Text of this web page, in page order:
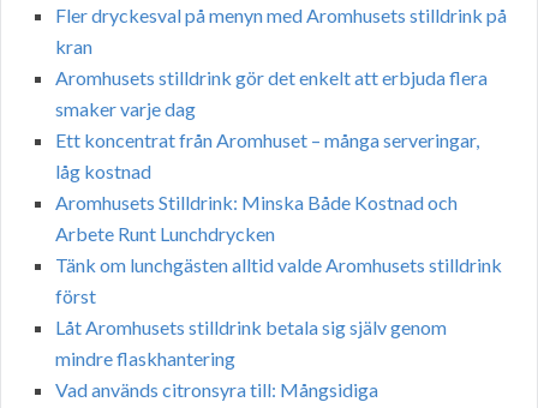
Fler dryckesval på menyn med Aromhusets stilldrink på
kran
Aromhusets stilldrink gör det enkelt att erbjuda flera
smaker varje dag
Ett koncentrat från Aromhuset – många serveringar,
låg kostnad
Aromhusets Stilldrink: Minska Både Kostnad och
Arbete Runt Lunchdrycken
Tänk om lunchgästen alltid valde Aromhusets stilldrink
först
Låt Aromhusets stilldrink betala sig själv genom
mindre flaskhantering
Vad används citronsyra till: Mångsidiga